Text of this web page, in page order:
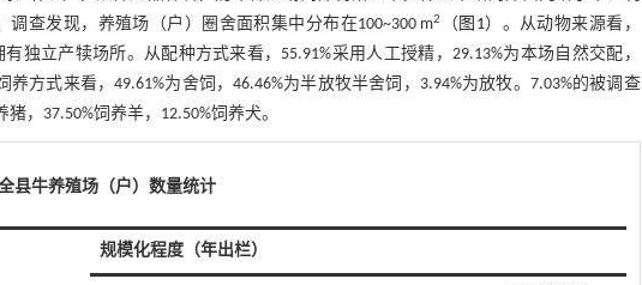
查发现，养殖场（户）圈舍面积集中分布在100~300 m2 （ 图1）。从动物来源看，
独立产犊场所。从配种方式来看，55.91%采用人工授精，29.13%为本场自然交配，
方式来看，49.61%为舍饲，46.46%为半放牧半舍饲，3.94%为放牧。7.03%的被调查
，37.50%饲养羊，12.50%饲养犬。
县牛养殖场（户）数量统计
规模化程度（年出栏）